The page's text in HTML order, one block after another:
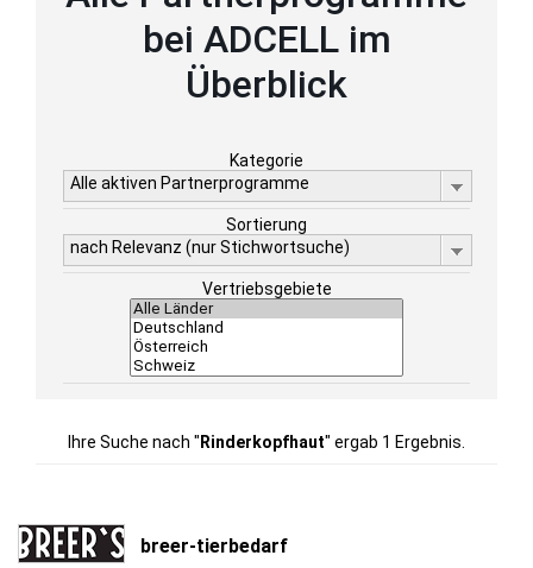
bei ADCELL im
Überblick
Kategorie
Alle aktiven Partnerprogramme
Sortierung
nach Relevanz (nur Stichwortsuche)
Vertriebsgebiete
Ihre Suche nach " Rinderkopfhaut" ergab 1 Ergebnis.
breer-tierbedarf